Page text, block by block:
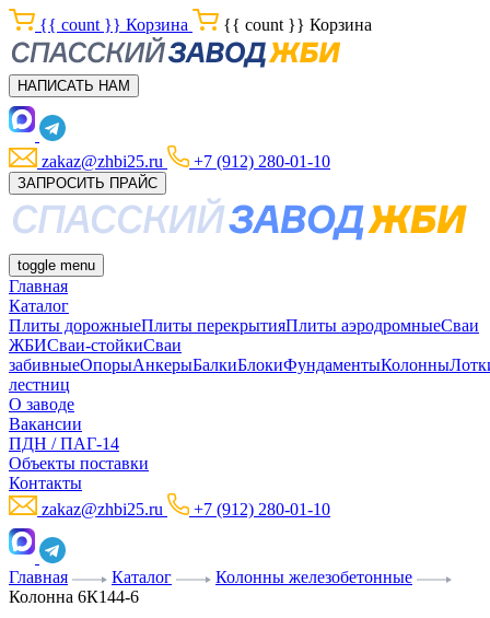
{{ count }} Корзина {{ count }} Корзина
НАПИСАТЬ НАМ
zakaz@zhbi25.ru +7 (912) 280-01-10
ЗАПРОСИТЬ ПРАЙС
toggle menu
Главная
Каталог
Плиты дорожныеПлиты перекрытияПлиты аэродромныеСваи
ЖБИСваи-стойкиСваи
забивныеОпорыАнкерыБалкиБлокиФундаментыКолонны
лестниц
О заводе
Вакансии
ПДН / ПАГ-14
Объекты поставки
Контакты
zakaz@zhbi25.ru
+7 (912) 280-01-10
Главная Каталог
Колонны железобетонные
Колонна 6К144-6